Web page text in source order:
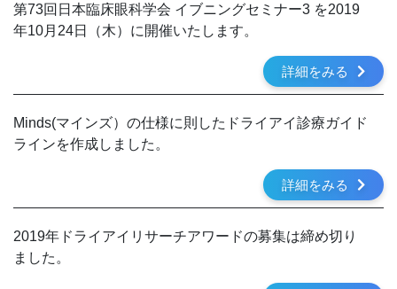
第73回日本臨床眼科学会 イブニングセミナー3 を2019
年10月24日（木）に開催いたします。
詳細をみる
Minds(マインズ）の仕様に則したドライアイ診療ガイド
ラインを作成しました。
詳細をみる
2019年ドライアイリサーチアワードの募集は締め切り
ました。